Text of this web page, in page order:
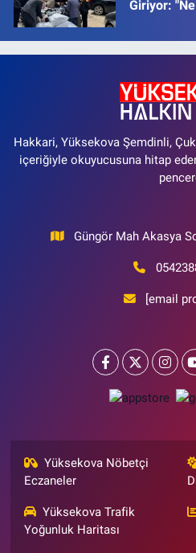
Giriyor:
Hakkari, Yüksekova Şemdinli,
içeriğiyle okuyucusuna hitap
Güngör Mah Akasya
[email
Yüksekova Nöbetçi
Eczaneler
Yüksekova Trafik
Yoğunluk Haritası